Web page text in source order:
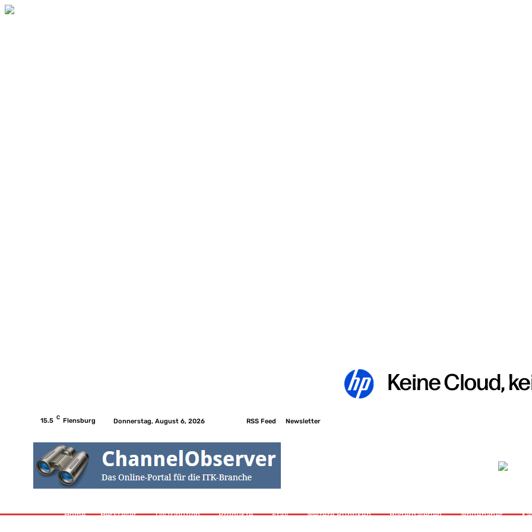
15.5 C Flensburg Donnerstag, August 6, 2026 RSS Feed Newsletter
Home Hersteller Distribution Produkte Etail Weitere Rubriken Bildergalerien Whitepaper